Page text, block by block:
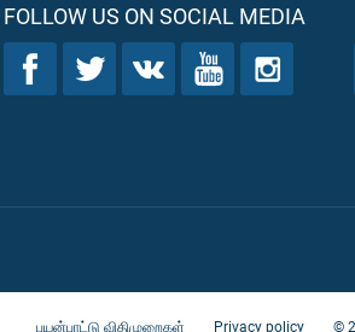
FOLLOW US ON SOCIAL MEDIA
பயன்பாட்டு விதிமுறைகள் Privacy policy ©